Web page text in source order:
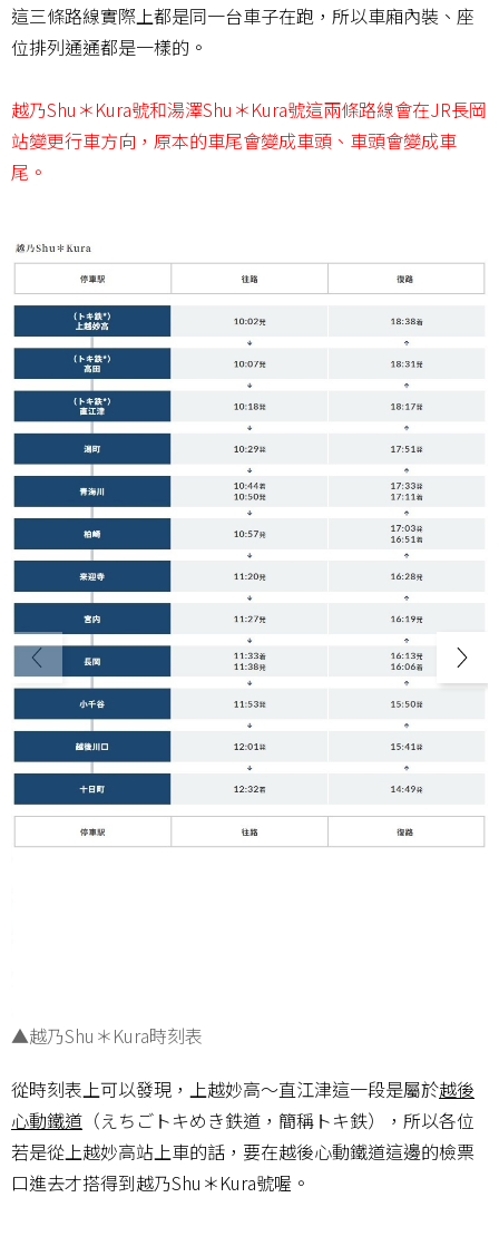
這三條路線實際上都是同一台車子在跑，所以車廂內裝、座
位排列通通都是一樣的。
越乃Shu＊Kura號和湯澤Shu＊Kura號這兩條路線會在JR長岡
站變更行車方向，原本的車尾會變成車頭、車頭會變成車
尾。
▲越乃Shu＊Kura時刻表
從時刻表上可以發現，上越妙高～直江津這一段是屬於越後
心動鐵道 （えちごトキめき鉄道，簡稱トキ鉄），所以各位
若是從上越妙高站上車的話，要在越後心動鐵道這邊的檢票
口進去才搭得到越乃Shu＊Kura號喔。